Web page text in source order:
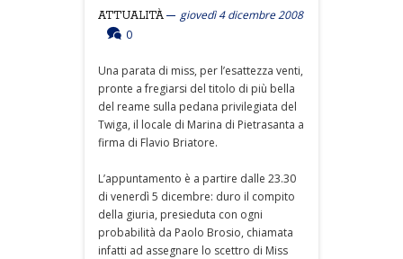
ATTUALITÀ
giovedì 4 dicembre 2008
0
Una parata di miss, per l’esattezza venti,
pronte a fregiarsi del titolo di più bella
del reame sulla pedana privilegiata del
Twiga, il locale di Marina di Pietrasanta a
firma di Flavio Briatore.
L’appuntamento è a partire dalle 23.30
di venerdì 5 dicembre: duro il compito
della giuria, presieduta con ogni
probabilità da Paolo Brosio, chiamata
infatti ad assegnare lo scettro di Miss